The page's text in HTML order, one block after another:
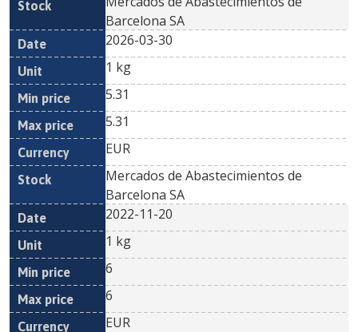
Barcelona SA
2026-03-30
1 kg
5.31
5.31
EUR
Mercados de Abastecimientos de
Barcelona SA
2022-11-20
1 kg
6
6
EUR